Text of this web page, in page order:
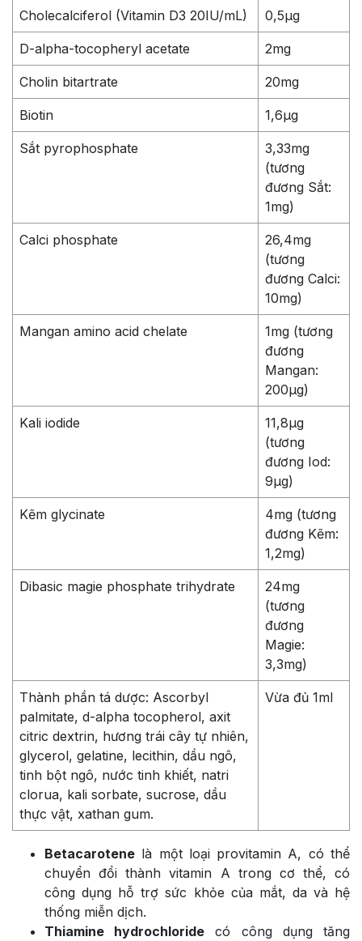
Cholecalciferol (Vitamin D3 20IU/mL) 0,5µg
D-alpha-tocopheryl acetate 2mg
Cholin bitartrate 20mg
Biotin 1,6µg
Sắt pyrophosphate
3,33mg
(tương
đương Sắt:
1mg)
Calci phosphate
26,4mg
(tương
đương Calci:
10mg)
Mangan amino acid chelate
1mg (tương
đương
Mangan:
200µg)
Kali iodide
11,8µg
(tương
đương Iod:
9µg)
Kẽm glycinate
4mg (tương
đương Kẽm:
1,2mg)
Dibasic magie phosphate trihydrate
24mg
(tương
đương
Magie:
3,3mg)
Thành phần tá dược: Ascorbyl
palmitate, d-alpha tocopherol, axit
citric dextrin, hương trái cây tự nhiên,
glycerol, gelatine, lecithin, dầu ngô,
tinh bột ngô, nước tinh khiết, natri
clorua, kali sorbate, sucrose, dầu
thực vật, xathan gum.
Vừa đủ 1ml
Betacarotene là một loại provitamin A, có thể
chuyển đổi thành vitamin A trong cơ thể, có
công dụng hỗ trợ sức khỏe của mắt, da và hệ
thống miễn dịch.
Thiamine hydrochloride có công dụng tăng